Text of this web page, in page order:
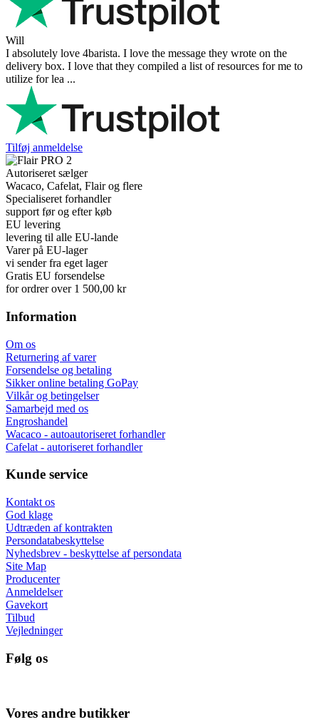
Will
I absolutely love 4barista. I love the message they wrote on the
delivery box. I love that they compiled a list of resources for me to
utilize for lea ...
Tilføj anmeldelse
Autoriseret sælger
Wacaco, Cafelat, Flair og flere
Specialiseret forhandler
support før og efter køb
EU levering
levering til alle EU-lande
Varer på EU-lager
vi sender fra eget lager
Gratis EU forsendelse
for ordrer over 1 500,00 kr
Information
Om os
Returnering af varer
Forsendelse og betaling
Sikker online betaling GoPay
Vilkår og betingelser
Samarbejd med os
Engroshandel
Wacaco - autoautoriseret forhandler
Cafelat - autoriseret forhandler
Kunde service
Kontakt os
God klage
Udtræden af kontrakten
Persondatabeskyttelse
Nyhedsbrev - beskyttelse af persondata
Site Map
Producenter
Anmeldelser
Gavekort
Tilbud
Vejledninger
Følg os
Vores andre butikker